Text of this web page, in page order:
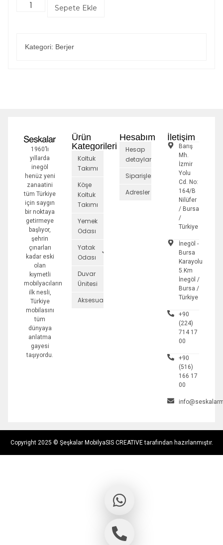
Sepete Ekle
Kategori: Berjer
1960’lı
yıllarda
inegöl
henüz yeni
zanaatini
tüm Türkiye
için saygın
bir noktaya
getirmeye
başlıyor,
şehrin
çınarları
kadar eski
olan
kıymetli
mobilyacıların
ilk nesli,
Türkiye
mobilasını
tüm
dünyaya
anlatma
gayesi
taşıyordu.
Ürün
Kategorileri
Koltuk
Takımı
Köşe
Koltuk
Takımı
Yemek
Odası
Yatak
Odası
Duvar
Ünitesi
Aksesuarlar
Hesabım
Hesap
detayları
Siparişler
Adresler
İletişim
Barış
Mh.
İzmir
Yolu
Cd. No:
164/B
Nilüfer
/ Bursa
/
Türkiye
İnegöl -
Bursa
Karayolu
5.Km
İnegöl /
Bursa /
Türkiye
+90
(224)
714 17
00
+90
(516)
166 17
00
Copyright 2025 © Şeşkalar MobilyaSIS CREATIVE tarafından hazırlanmıştır.